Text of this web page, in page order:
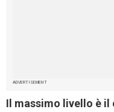
ADVERTISEMENT
Il massimo livello è